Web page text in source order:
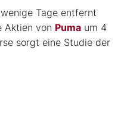
Tage entfernt
Aktien von Puma um 4
sorgt eine Studie der